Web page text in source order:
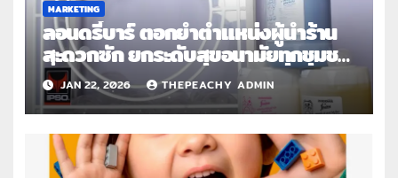
MARKETING
ลอนดรี้บาร์ ตอกย้ำตำแหน่งผู้นำร้าน
สะดวกซัก ยกระดับสุขอนามัยทุกชุมชน
ทั่วประเทศ จับมือ “ไฟน์ไลน์” พัฒนา
น้ำยาสูตรเฉพาะ สร้างมาตรฐานใหม่
แห่งความสะอาดหอมเหนือระดับ
JAN 22, 2026 THEPEACHY ADMIN